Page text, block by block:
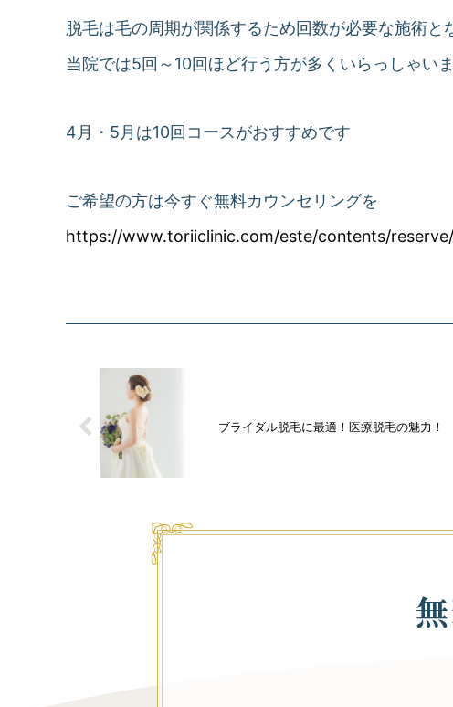
脱毛は毛の周期が関係するため回数が必要な施術と
当院では5回～10回ほど行う方が多くいらっしゃい
4月・5月は10回コースがおすすめです
ご希望の方は今すぐ無料カウンセリングを
https://www.toriiclinic.com/este/contents/reserve/
ブライダル脱毛に最適！医療脱毛の魅力！